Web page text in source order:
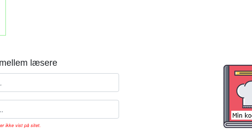
læsere
ikke vist på sitet.